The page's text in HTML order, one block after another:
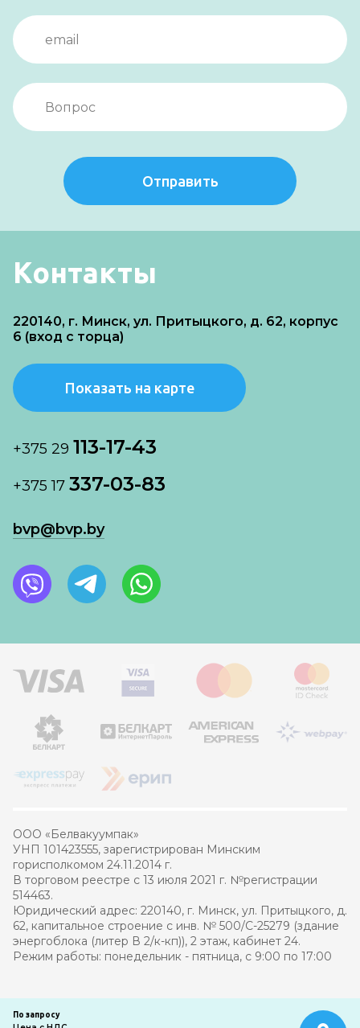
По запросу
Отправить
Контакты
220140, г. Минск, ул. Притыцкого, д. 62, корпус
6 (вход с торца)
Показать на карте
+375 29 113-17-43
+375 17 337-03-83
bvp@bvp.by
ООО «Белвакуумпак»
УНП 101423555, зарегистрирован Минским
горисполкомом 24.11.2014 г.
В торговом реестре с 13 июля 2021 г. №регистрации
514463.
Юридический адрес: 220140, г. Минск, ул. Притыцкого, д.
62, капитальное строение с инв. № 500/С-25279 (здание
энергоблока (литер В 2/к-кп)), 2 этаж, кабинет 24.
Режим работы: понедельник - пятница, с 9:00 по 17:00